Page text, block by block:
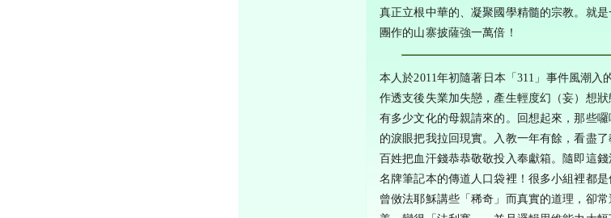
真正立根中華的、凝聚國學精髓的宗教。就
團作的山寨披薩強一萬倍！
本人於2011年初隨著日本「311」事件風潮
作透支後失業加失戀，產生輕度幻（妄）想
有多少文化的母親請來的。回想起來，那些
的淚眼把我拉回現實。入教一年有餘，看盡
百姓把血汗錢恭恭敬敬投入奉獻箱。隨即這
名牌筆記本的傳道人口袋裡！很多小組裡都
曾傚法耶穌講些「稀奇」而真實的道理，卻